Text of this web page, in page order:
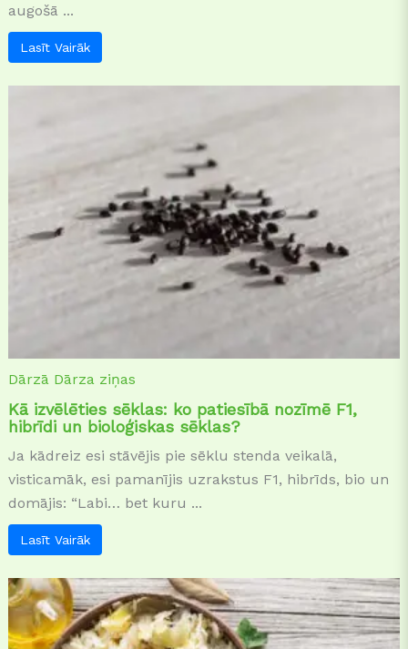
augošā ...
Lasīt Vairāk
Dārzā Dārza ziņas
Kā izvēlēties sēklas: ko patiesībā nozīmē F1,
hibrīdi un bioloģiskas sēklas?
Ja kādreiz esi stāvējis pie sēklu stenda veikalā,
visticamāk, esi pamanījis uzrakstus F1, hibrīds, bio un
domājis: “Labi… bet kuru ...
Lasīt Vairāk